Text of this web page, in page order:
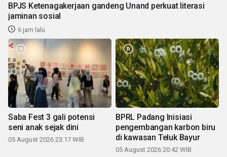
BPJS Ketenagakerjaan gandeng Unand perkuat literasi
jaminan sosial
6 jam lalu
Saba Fest 3 gali potensi
seni anak sejak dini
05 August 2026 23:17 WIB
BPRL Padang Inisiasi
pengembangan karbon biru
di kawasan Teluk Bayur
05 August 2026 20:42 WIB